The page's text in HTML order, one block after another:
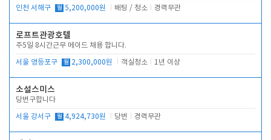
인천 서해구 월 5,200,000원 배팅 / 청소 경력무관
로프트관광호텔
주5일 8시간근무 메이드 채용 합니다.
서울 영등포구 월 2,300,000원 객실청소 1년 이상
소설스미스
당번구합니다
서울 강서구 월 4,924,730원 당번 경력무관